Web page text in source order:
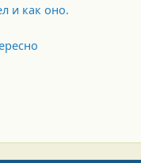
и как оно.